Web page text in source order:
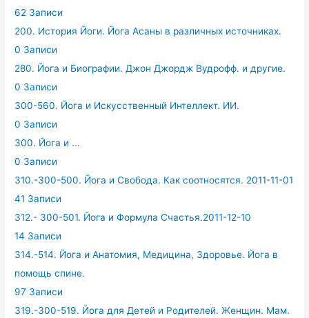
62 Записи
200. История Йоги. Йога Асаны в различных источниках.
0 Записи
280. Йога и Биографии. Джон Джордж Вудрофф. и другие.
0 Записи
300-560. Йога и Искусственный Интеллект. ИИ.
0 Записи
300. Йога и ...
0 Записи
310.-300-500. Йога и Свобода. Как соотносятся. 2011-11-01
41 Записи
312.- 300-501. Йога и Формула Счастья.2011-12-10
14 Записи
314.-514. Йога и Анатомия, Медицина, Здоровье. Йога в
помощь спине.
97 Записи
319.-300-519. Йога для Детей и Родителей. Женщин. Мам.